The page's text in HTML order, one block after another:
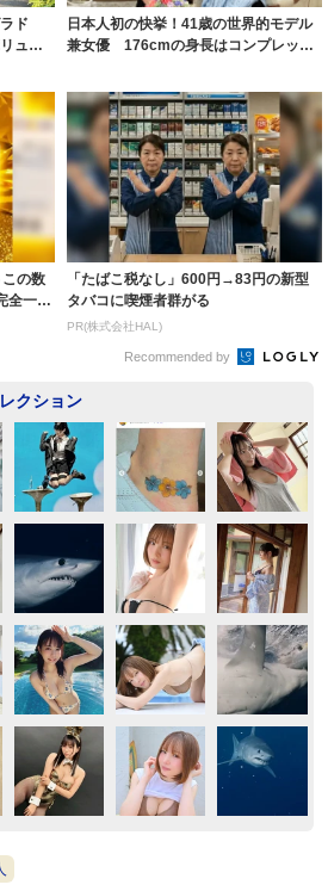
ド
ュー
日本人初の快挙！41歳の世界的モデル
兼女優 176cmの身長はコンプレック
この数
全一
「たばこ税なし」600円→83円の新型
タバコに喫煙者群がる
PR(株式会社HAL)
Recommended by
クション